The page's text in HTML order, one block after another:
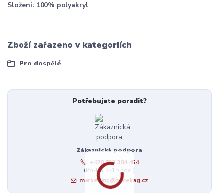
Složení: 100% polyakryl
Zboží zařazeno v kategoriích
Pro dospělé
Potřebujete poradit?
Zákaznická podpora
+420 723 384 454
(Po-Pá, 8-15 hod.)
marketing@zacekag.cz